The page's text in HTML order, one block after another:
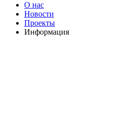
О нас
Новости
Проекты
Информация